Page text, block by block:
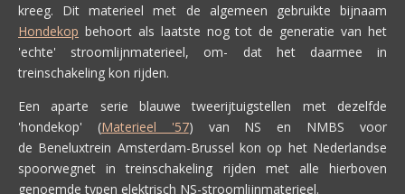
kreeg. Dit materieel met de algemeen gebruikte bijnaam
Hondekop behoort als laatste nog tot de generatie van het
'echte' stroomlijnmaterieel, om- dat het daarmee in
treinschakeling kon rijden.
Een aparte serie blauwe tweerijtuigstellen met dezelfde
'hondekop' (Materieel '57) van NS en NMBS voor
de Beneluxtrein Amsterdam-Brussel kon op het Nederlandse
spoorwegnet in treinschakeling rijden met alle hierboven
genoemde typen elektrisch NS-stroomlijnmaterieel.